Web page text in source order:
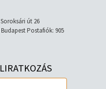
út 26
Postafiók: 905